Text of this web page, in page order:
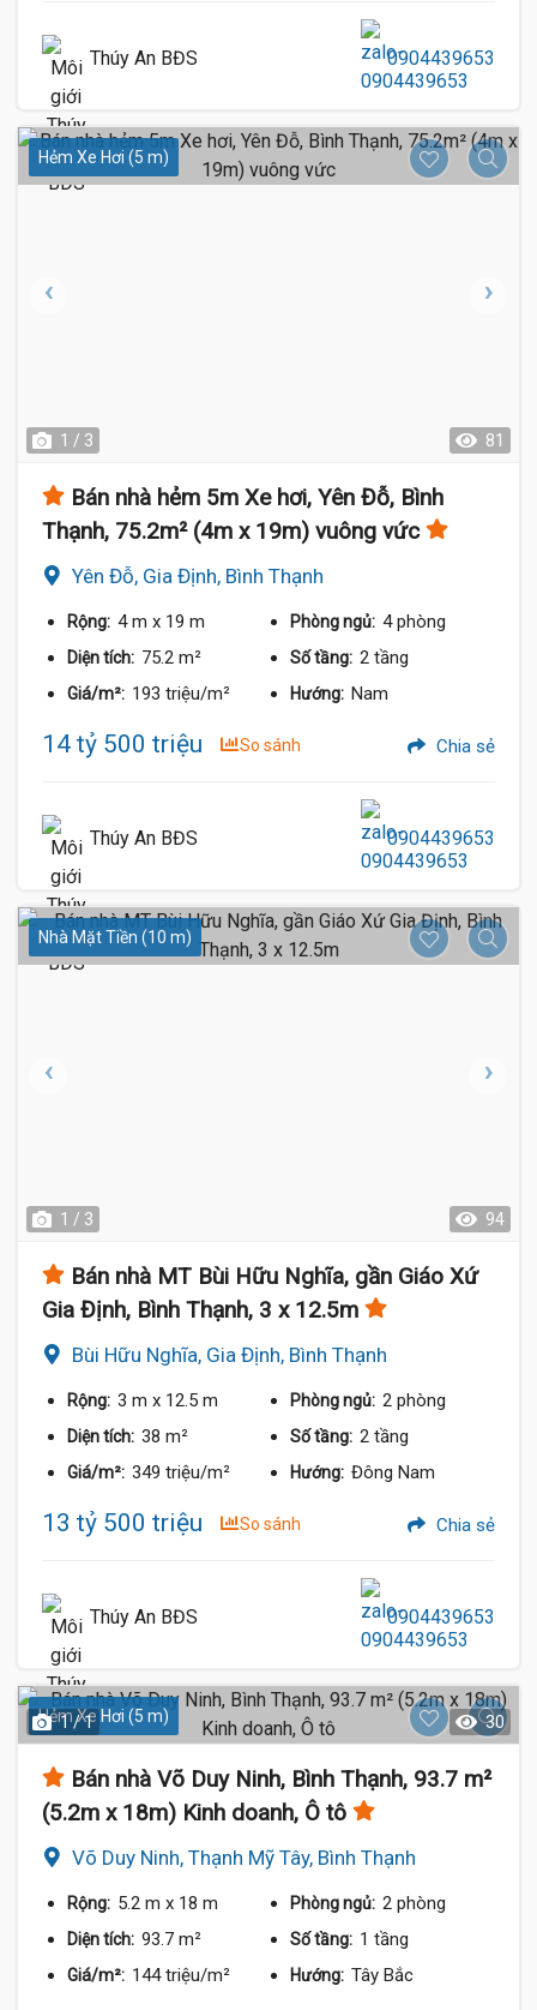
Thúy An BĐS 0904439653
Hẻm Xe Hơi (5 m)
1 / 3 81
Bán nhà hẻm 5m Xe hơi, Yên Đỗ, Bình
Thạnh, 75.2m² (4m x 19m) vuông vức
Yên Đỗ, Gia Định, Bình Thạnh
Rộng: 4 m x 19 m Phòng ngủ: 4 phòng
Diện tích: 75.2 m² Số tầng: 2 tầng
Giá/m²: 193 triệu/m² Hướng: Nam
14 tỷ 500 triệu So sánh Chia sẻ
Thúy An BĐS 0904439653
Nhà Mặt Tiền (10 m)
1 / 3 94
Bán nhà MT Bùi Hữu Nghĩa, gần Giáo Xứ
Gia Định, Bình Thạnh, 3 x 12.5m
Bùi Hữu Nghĩa, Gia Định, Bình Thạnh
Rộng: 3 m x 12.5 m Phòng ngủ: 2 phòng
Diện tích: 38 m² Số tầng: 2 tầng
Giá/m²: 349 triệu/m² Hướng: Đông Nam
13 tỷ 500 triệu So sánh Chia sẻ
Thúy An BĐS 0904439653
Hẻm Xe Hơi (5 m)
1 / 1 30
Bán nhà Võ Duy Ninh, Bình Thạnh, 93.7 m²
(5.2m x 18m) Kinh doanh, Ô tô
Võ Duy Ninh, Thạnh Mỹ Tây, Bình Thạnh
Rộng: 5.2 m x 18 m Phòng ngủ: 2 phòng
Diện tích: 93.7 m² Số tầng: 1 tầng
Giá/m²: 144 triệu/m² Hướng: Tây Bắc